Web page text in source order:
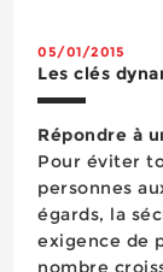
05/01/2015
Les clés
Répondre à
Pour éviter
personnes
égards, la
exigence de
nombre